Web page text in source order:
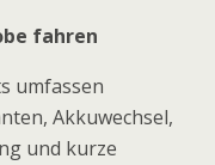
fahren
umfassen
Akkuwechsel,
und kurze